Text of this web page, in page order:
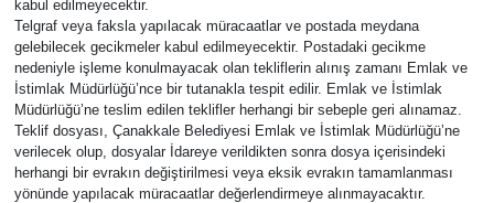
kabul edilmeyecektir.
Telgraf veya faksla yapılacak müracaatlar ve postada meydana
gelebilecek gecikmeler kabul edilmeyecektir. Postadaki gecikme
nedeniyle işleme konulmayacak olan tekliflerin alınış zamanı Emlak ve
İstimlak Müdürlüğü’nce bir tutanakla tespit edilir. Emlak ve İstimlak
Müdürlüğü’ne teslim edilen teklifler herhangi bir sebeple geri alınamaz.
Teklif dosyası, Çanakkale Belediyesi Emlak ve İstimlak Müdürlüğü’ne
verilecek olup, dosyalar İdareye verildikten sonra dosya içerisindeki
herhangi bir evrakın değiştirilmesi veya eksik evrakın tamamlanması
yönünde yapılacak müracaatlar değerlendirmeye alınmayacaktır.